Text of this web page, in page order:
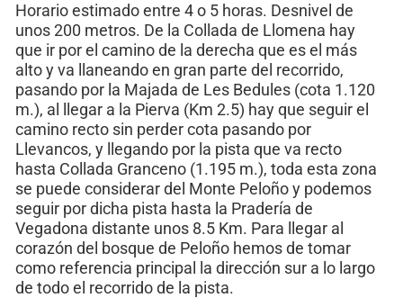
Horario estimado entre 4 o 5 horas. Desnivel de
unos 200 metros. De la Collada de Llomena hay
que ir por el camino de la derecha que es el más
alto y va llaneando en gran parte del recorrido,
pasando por la Majada de Les Bedules (cota 1.120
m.), al llegar a la Pierva (Km 2.5) hay que seguir el
camino recto sin perder cota pasando por
Llevancos, y llegando por la pista que va recto
hasta Collada Granceno (1.195 m.), toda esta zona
se puede considerar del Monte Peloño y podemos
seguir por dicha pista hasta la Pradería de
Vegadona distante unos 8.5 Km. Para llegar al
corazón del bosque de Peloño hemos de tomar
como referencia principal la dirección sur a lo largo
de todo el recorrido de la pista.